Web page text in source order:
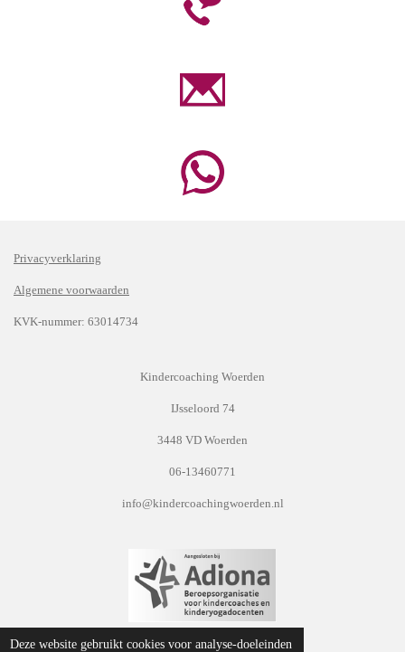
Deze website gebruikt cookies voor analyse-doeleinden
Privacyverklaring
Algemene voorwaarden
KVK-nummer: 63014734
Kindercoaching Woerden
IJsseloord 74
3448 VD Woerden
06-13460771
info@kindercoachingwoerden.nl
© 2021 - 2026 Kindercoaching Woerden